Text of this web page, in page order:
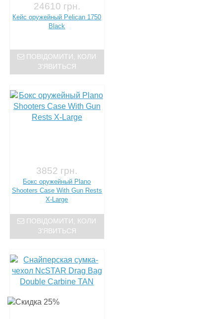
24610 грн.
Кейс оружейный Pelican 1750
Black
ПОВІДОМИТИ, КОЛИ
З'ЯВИТЬСЯ
3852 грн.
Бокс оружейный Plano
Shooters Case With Gun Rests
X-Large
ПОВІДОМИТИ, КОЛИ
З'ЯВИТЬСЯ